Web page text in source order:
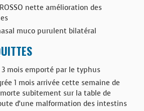
nette amélioration des
muco purulent bilatéral
mois emporté par le typhus
1 mois arrivée cette semaine de
subitement sur la table de
d’une malformation des intestins